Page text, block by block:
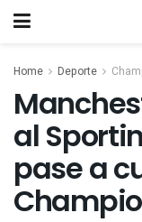
Home Deporte
al
pase a